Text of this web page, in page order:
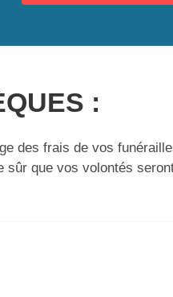
:
des frais de vos
que vos volontés